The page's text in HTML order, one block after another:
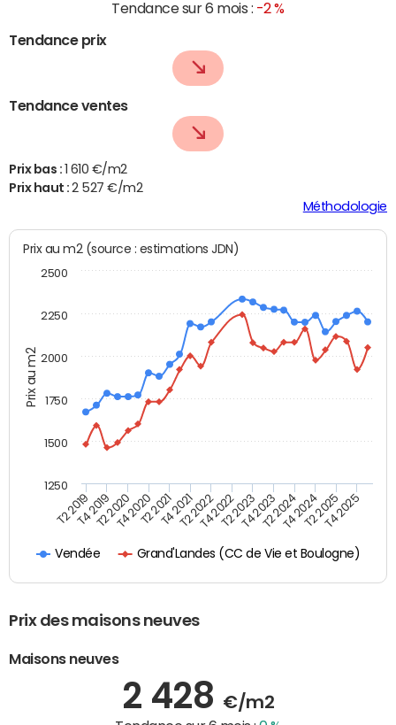
Tendance sur 6 mois : -2 %
Tendance prix
Tendance ventes
Prix bas : 1 610 €/m2
Prix haut :2 527 €/m2
Méthodologie
Prix au m2
Prix au m2 (source : estimations JDN)
Vendée Grand'Landes (CC de Vie et Boulogne)
T2 2019T4 2019T2 2020T4 2020T2 2021T4 2021T2 2022T4 2022T2 2023T4 2023T2 2024T4 2024T2 2025T4 2025
1250
1500
1750
2000
2250
2500
Prix des maisons neuves
Maisons neuves
2 428 €/m2